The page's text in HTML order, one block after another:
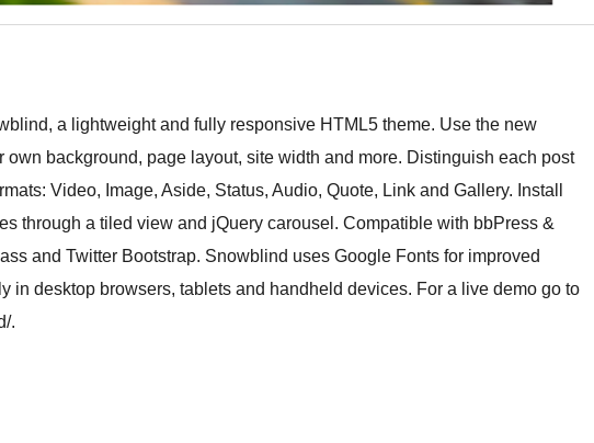
a lightweight and fully responsive HTML5 theme. Use the new
own background, page layout, site width and more. Distinguish each post
Video, Image, Aside, Status, Audio, Quote, Link and Gallery. Install
through a tiled view and jQuery carousel. Compatible with bbPress &
and Twitter Bootstrap. Snowblind uses Google Fonts for improved
in desktop browsers, tablets and handheld devices. For a live demo go to
.